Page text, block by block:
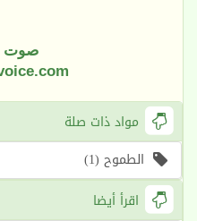
صوت
مواد ذات صلة
الطموح (1)
اقرأ أيضا